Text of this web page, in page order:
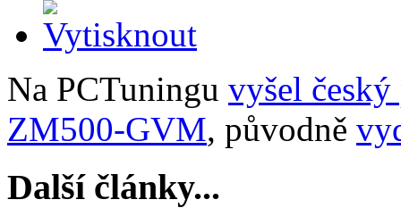
Na PCTuningu vyšel
ZM500-GVM, původně
Další články...